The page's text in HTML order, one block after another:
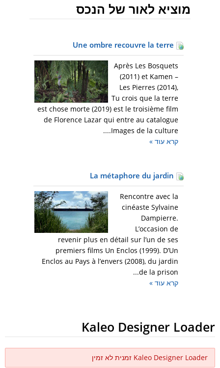
מוציא לאור של הנכס
Après Les Bosquets
(2011) et Kamen –
Les Pierres (2014),
Tu crois que la terre
est chose morte (2019) est le troisième film
de Florence Lazar qui entre au catalogue
Images de la culture....
קרא עוד »
Rencontre avec la
cinéaste Sylvaine
Dampierre.
L’occasion de
revenir plus en détail sur l’un de ses
premiers films Un Enclos (1999). D’Un
Enclos au Pays à l’envers (2008), du jardin
de la prison...
קרא עוד »
Kaleo Designer Loader
Kaleo Designer Loader זמנית לא זמין